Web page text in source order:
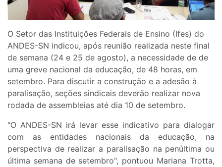
O Setor das Instituições Federais de Ensino (Ifes) do
ANDES-SN indicou, após reunião realizada neste final
de semana (24 e 25 de agosto), a necessidade de de
uma greve nacional da educação, de 48 horas, em
setembro. Para discutir a construção e a adesão à
paralisação, seções sindicais deverão realizar nova
rodada de assembleias até dia 10 de setembro.
"O ANDES-SN irá levar esse indicativo para dialogar
com as entidades nacionais da educação, na
perspectiva de realizar a paralisação na penúltima ou
última semana de setembro", pontuou Mariana Trotta,